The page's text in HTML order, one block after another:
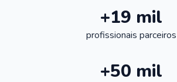
+19 mil
profissionais parceiros
+50 mil